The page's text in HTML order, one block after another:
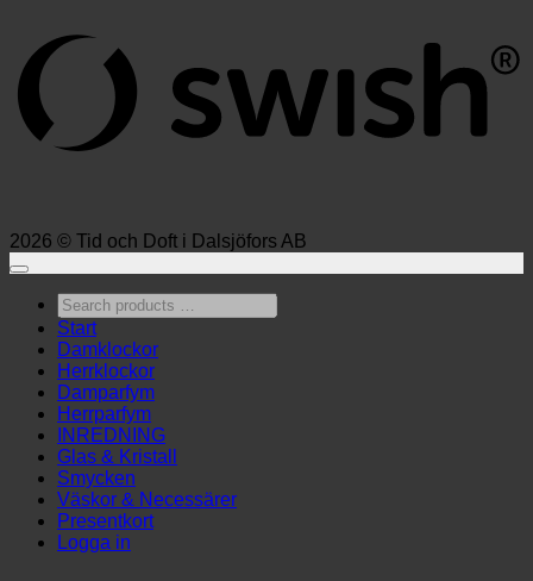
2026 © Tid och Doft i Dalsjöfors AB
Search
products
…
Start
Damklockor
Herrklockor
Damparfym
Herrparfym
INREDNING
Glas & Kristall
Smycken
Väskor & Necessärer
Presentkort
Logga in